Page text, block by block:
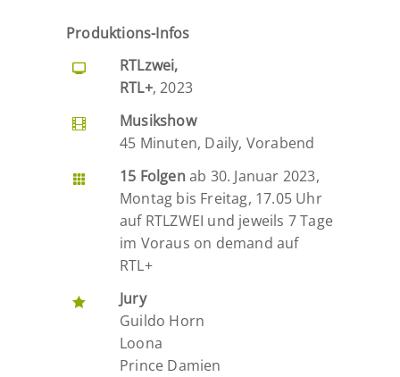
Produktions-Infos
RTLzwei,
RTL+, 2023
Musikshow
45 Minuten, Daily, Vorabend
15 Folgen ab 30. Januar 2023,
Montag bis Freitag, 17.05 Uhr
auf RTLZWEI und jeweils 7 Tage
im Voraus on demand auf
RTL+
Jury
Guildo Horn
Loona
Prince Damien